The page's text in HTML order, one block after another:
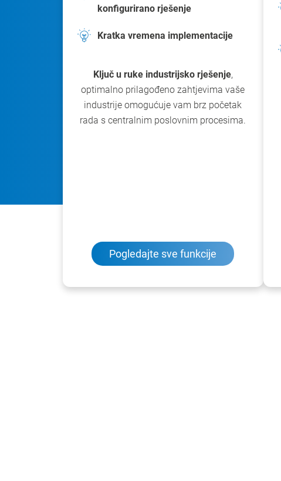
konfigurirano rješenje
Kratka vremena implementacije
Ključ u ruke industrijsko rješenje,
optimalno prilagođeno zahtjevima vaše
industrije omogućuje vam brz početak
rada s centralnim poslovnim procesima.
Pogledajte sve funkcije